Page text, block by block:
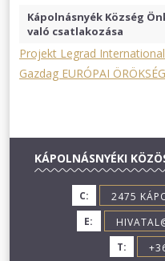
Kápolnásnyék Község
való csatlakozása
Projekt Legrad
Gazdag EURÓPAI
KÁPOLNÁSNYÉKI
C:
2475
E:
T: